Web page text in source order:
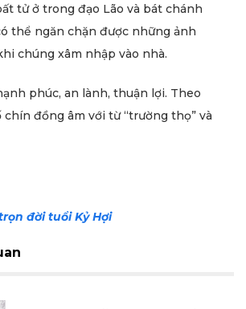
tử ở trong đạo Lão và bát chánh
thể ngăn chặn được những ảnh
chúng xâm nhập vào nhà.
phúc, an lành, thuận lợi. Theo
đồng âm với từ “trường thọ” và
đời tuổi Kỷ Hợi